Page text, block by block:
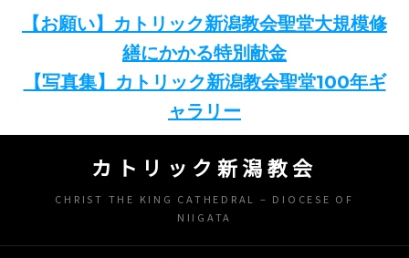
【お願い】カトリック新潟教会聖堂大規模修
繕にかかる特別献金
【写真集】カトリック新潟教会聖堂100年ギ
ャラリー
content
カトリック新潟教会
CHRIST THE KING CATHEDRAL – DIOCESE OF
NIIGATA